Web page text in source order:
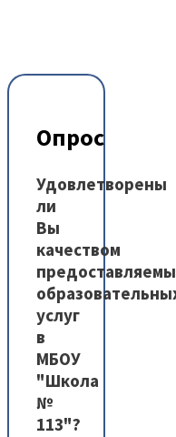
Опрос
Удовлетворены
ли
Вы
качеством
услуг
в
МБОУ
"Школа
№
113"?